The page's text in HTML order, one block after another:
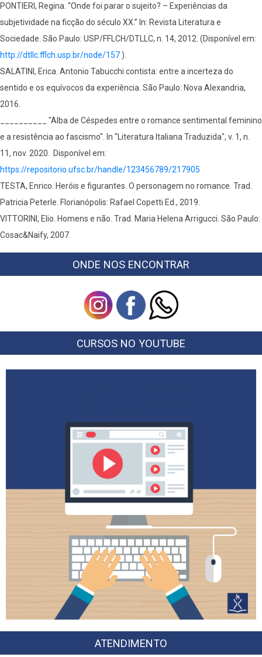
PONTIERI, Regina. “Onde foi parar o sujeito? – Experiências da
subjetividade na ficção do século XX.” In: Revista Literatura e
Sociedade. São Paulo: USP/FFLCH/DTLLC, n. 14, 2012. (Disponível em:
http://dtllc.fflch.usp.br/node/157 ).
SALATINI, Erica. Antonio Tabucchi contista: entre a incerteza do
sentido e os equívocos da experiência. São Paulo: Nova Alexandria,
2016.
__________ "Alba de Céspedes entre o romance sentimental feminino
e a resistência ao fascismo". In "Literatura Italiana Traduzida", v. 1, n.
11, nov. 2020. Disponível em:
https://repositorio.ufsc.br/handle/123456789/217905
TESTA, Enrico. Heróis e figurantes. O personagem no romance. Trad.
Patricia Peterle. Florianópolis: Rafael Copetti Ed., 2019.
VITTORINI, Elio. Homens e não. Trad. Maria Helena Arrigucci. São Paulo:
Cosac&Naify, 2007.
ONDE NOS ENCONTRAR
CURSOS NO YOUTUBE
ATENDIMENTO